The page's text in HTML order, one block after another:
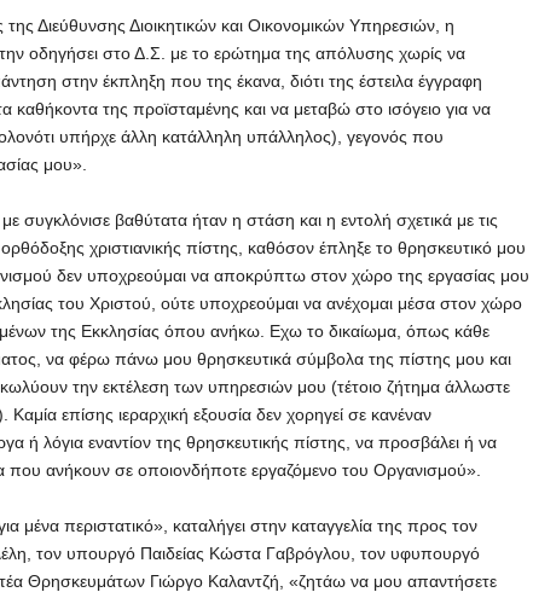
Διεύθυνσης Διοικητικών και Οικονομικών Υπηρεσιών, η
οδηγήσει στο Δ.Σ. με το ερώτημα της απόλυσης χωρίς να
στην έκπληξη που της έκανα, διότι της έστειλα έγγραφη
καθήκοντα της προϊσταμένης και να μεταβώ στο ισόγειο για να
υπήρχε άλλη κατάλληλη υπάλληλος), γεγονός που
μου».
συγκλόνισε βαθύτατα ήταν η στάση και η εντολή σχετικά με τις
χριστιανικής πίστης, καθόσον έπληξε το θρησκευτικό μου
δεν υποχρεούμαι να αποκρύπτω στον χώρο της εργασίας μου
του Χριστού, ούτε υποχρεούμαι να ανέχομαι μέσα στον χώρο
της Εκκλησίας όπου ανήκω. Εχω το δικαίωμα, όπως κάθε
να φέρω πάνω μου θρησκευτικά σύμβολα της πίστης μου και
την εκτέλεση των υπηρεσιών μου (τέτοιο ζήτημα άλλωστε
επίσης ιεραρχική εξουσία δεν χορηγεί σε κανέναν
ή λόγια εναντίον της θρησκευτικής πίστης, να προσβάλει ή να
που ανήκουν σε οποιονδήποτε εργαζόμενο του Οργανισμού».
μένα περιστατικό», καταλήγει στην καταγγελία της προς τον
τον υπουργό Παιδείας Κώστα Γαβρόγλου, τον υφυπουργό
Θρησκευμάτων Γιώργο Καλαντζή, «ζητάω να μου απαντήσετε